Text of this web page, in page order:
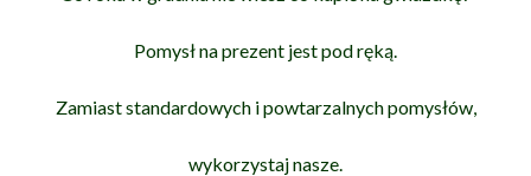
Pomysł na prezent jest pod ręką.
Zamiast standardowych i powtarzalnych pomysłów,
wykorzystaj nasze.